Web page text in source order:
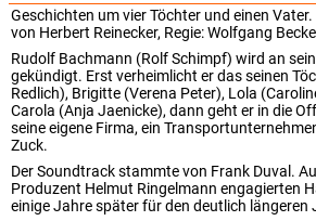
Geschichten um vier Töchter und einen
von Herbert Reinecker, Regie: Wolfgang
Rudolf Bachmann (Rolf Schimpf) wird an
gekündigt. Erst verheimlicht er das seinen
Redlich), Brigitte (Verena Peter), Lola
Carola (Anja Jaenicke), dann geht er in die
seine eigene Firma, ein
Zuck.
Der Soundtrack stammte von Frank Duval.
Produzent Helmut Ringelmann engagierten
einige Jahre später für den deutlich längeren